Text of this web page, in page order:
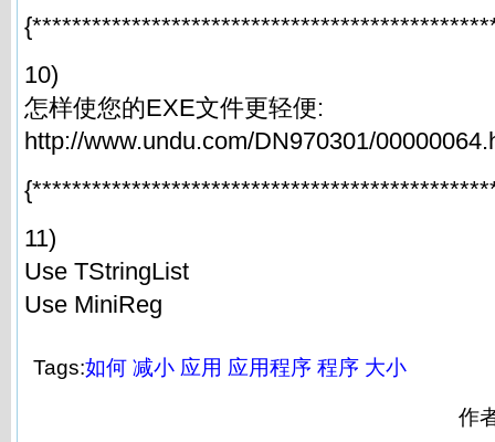
10)
怎样使您的EXE文件更轻便:
http://www.undu.com/DN970301/
11)
Use TStringList
Use MiniReg
Tags:如何 减小 应用 应用程序 程序 大小
作